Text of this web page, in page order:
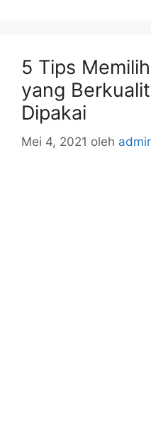
5 Tips
yang
Dipakai
Mei 4, 2021 oleh